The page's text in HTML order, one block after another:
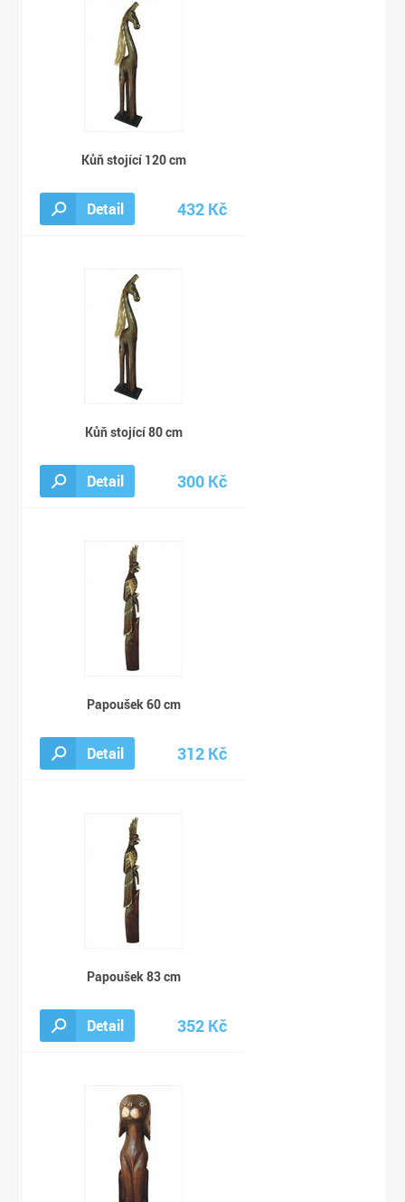
Kůň stojící 120 cm
Detail 432 Kč
Kůň stojící 80 cm
Detail 300 Kč
Papoušek 60 cm
Detail 312 Kč
Papoušek 83 cm
Detail 352 Kč